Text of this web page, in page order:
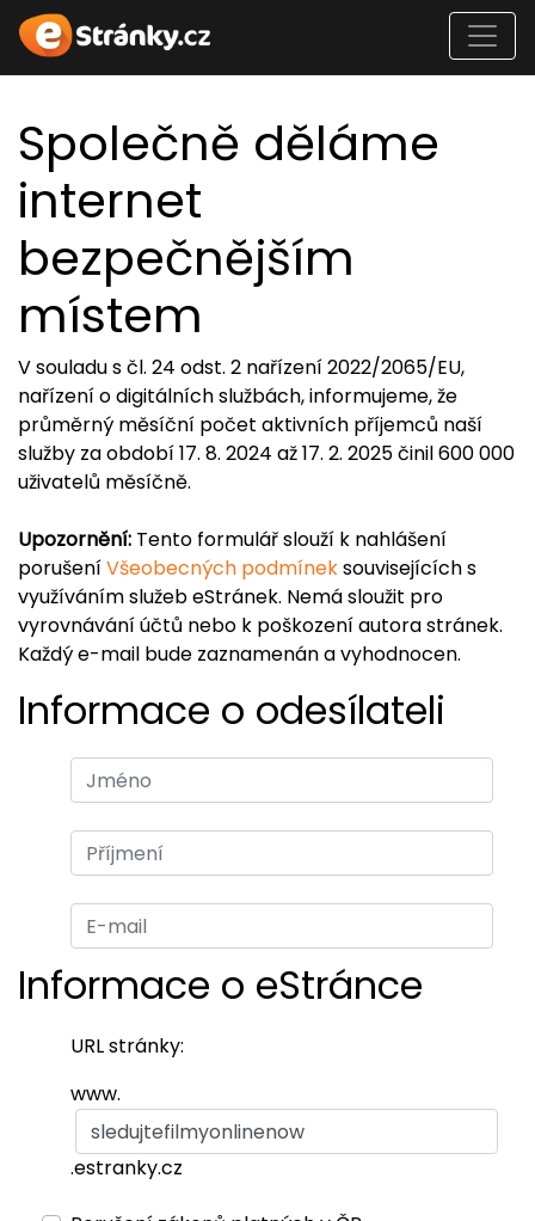
Společně děláme
internet
bezpečnějším
místem
V souladu s čl. 24 odst. 2 nařízení 2022/2065/EU,
nařízení o digitálních službách, informujeme, že
průměrný měsíční počet aktivních příjemců naší
služby za období 17. 8. 2024 až 17. 2. 2025 činil 600 000
uživatelů měsíčně.
Upozornění: Tento formulář slouží k nahlášení
porušeníVšeobecných podmíneksouvisejících s
využíváním služeb eStránek. Nemá sloužit pro
vyrovnávání účtů nebo k poškození autora stránek.
Každý e-mail bude zaznamenán a vyhodnocen.
Informace o odesílateli
Informace o eStránce
URL stránky:
www.
.estranky.cz